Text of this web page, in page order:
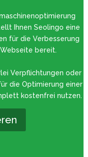
Ihnen Seolingo eine
für die Verbesserung
bereit.
Verpflichtungen oder
die Optimierung einer
kostenfrei nutzen.